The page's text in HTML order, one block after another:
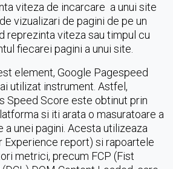
viteza de incarcare a unui site
vizualizari de pagini de pe un
reprezinta viteza sau timpul cu
fiecarei pagini a unui site.
element, Google Pagespeed
utilizat instrument. Astfel,
Speed Score este obtinut prin
si iti arata o masuratoare a
unei pagini. Acesta utilizeaza
Experience report) si rapoartele
metrici, precum FCP (Fist